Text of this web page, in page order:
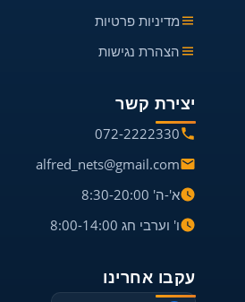
מדיניות פרטיות
הצהרת נגישות
יצירת קשר
072-2222330
alfred_nets@gmail.com
א'-ה' 8:30-20:00
ו' וערבי חג 8:00-14:00
עקבו אחרינו